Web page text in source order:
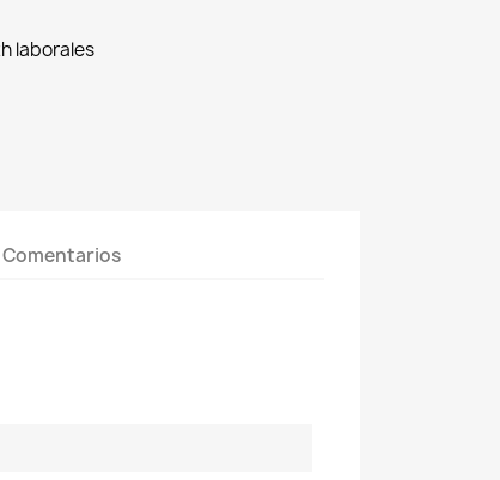
laborales
Comentarios